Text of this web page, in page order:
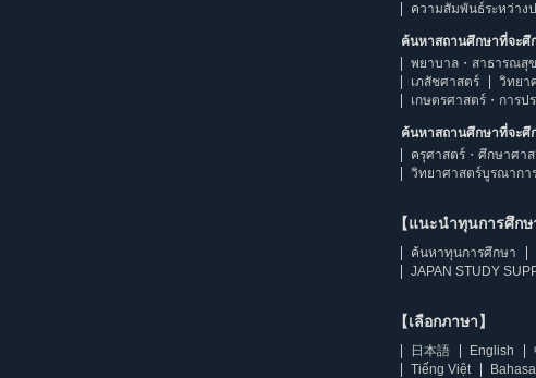
ความสัมพันธ์ระหว่าง
ค้นหาสถานศึกษาที่จะศึ
พยาบาล・สาธารณสุ
เภสัชศาสตร์
วิทยา
เกษตรศาสตร์・การป
ค้นหาสถานศึกษาที่จะศึ
ครุศาสตร์・ศึกษาศา
วิทยาศาสตร์บูรณากา
【แนะนำทุนการศึกษ
ค้นหาทุนการศึกษา
JAPAN STUDY
【เลือกภาษา】
日本語 English
Tiếng Việt